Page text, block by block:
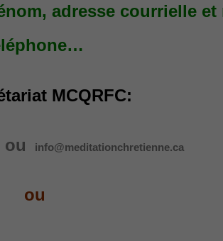
adresse courrielle et
MCQRFC:
ou info@meditationchretienne.ca
ou